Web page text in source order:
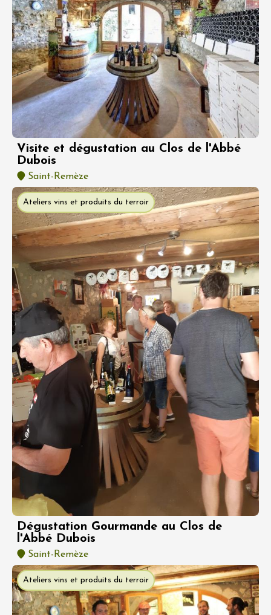
Visite et dégustation au Clos de l'Abbé
Dubois
Saint-Remèze
Ateliers vins et produits du terroir
Dégustation Gourmande au Clos de
l'Abbé Dubois
Saint-Remèze
Ateliers vins et produits du terroir